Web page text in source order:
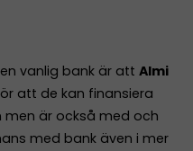
vanlig bank är att Almi
att de kan finansiera
är också med och
med bank även i mer